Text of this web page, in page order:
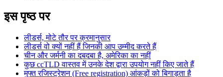
इस पृष्ठ पर
लीडर्स, मोटे तौर पर क्रमानुसार
लीडर्स वो क्यों नहीं हैं जिनकी आप उम्मीद करते हैं
चीन और जर्मनी का दबदबा है, अमेरिका का नहीं
कुछ ccTLD वास्तव में उनके देश द्वारा उपयोग नहीं किए जाते हैं
मुफ्त रजिस्ट्रेशन (Free registration) आंकड़ों को बिगाड़ता है